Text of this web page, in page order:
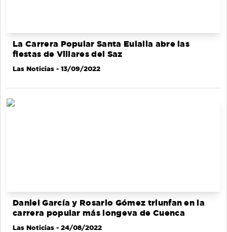
La Carrera Popular Santa Eulalia abre las
fiestas de Villares del Saz
Las Noticias - 13/09/2022
Daniel García y Rosario Gómez triunfan en la
carrera popular más longeva de Cuenca
Las Noticias - 24/08/2022